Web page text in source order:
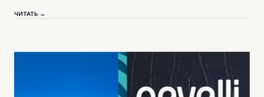
ЧИТАТЬ →